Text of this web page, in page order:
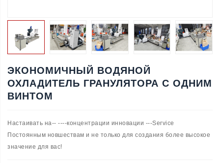
ЭКОНОМИЧНЫЙ ВОДЯНОЙ
ОХЛАДИТЕЛЬ ГРАНУЛЯТОРА С ОДНИМ
ВИНТОМ
Настаивать на-- ----концентрации инновации ---Service
Постоянным новшествам и не только для создания более высокое
значение для вас!